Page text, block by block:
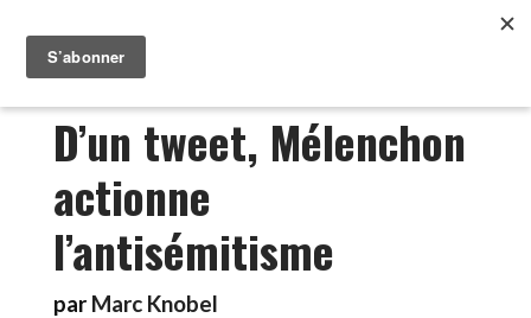
D’un tweet, Mélenchon
actionne
l’antisémitisme
par Marc Knobel